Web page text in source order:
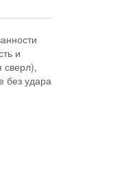
и
сверл),
без удара